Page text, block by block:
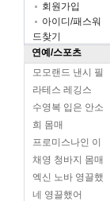
회원가입
아이디/패스워
드찾기
연예/스포츠
모모랜드 낸시 필
라테스 레깅스
수영복 입은 안소
희 몸매
프로미스나인 이
채영 청바지 몸매
엑신 노바 영끌했
네 영끌했어